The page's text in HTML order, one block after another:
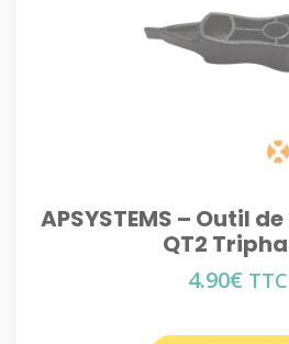
APSYSTEMS – Outil
QT2
4.90€ TTC